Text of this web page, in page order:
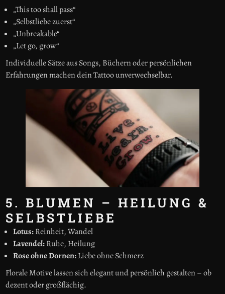
„This too shall pass“
„Selbstliebe zuerst“
„Unbreakable“
„Let go, grow“
Individuelle Sätze aus Songs, Büchern oder persönlichen
Erfahrungen machen dein Tattoo unverwechselbar.
5. BLUMEN – HEILUNG &
SELBSTLIEBE
Lotus:Reinheit, Wandel
Lavendel:Ruhe, Heilung
Rose ohne Dornen:Liebe ohne Schmerz
Florale Motive lassen sich elegant und persönlich gestalten – ob
dezent oder großflächig.